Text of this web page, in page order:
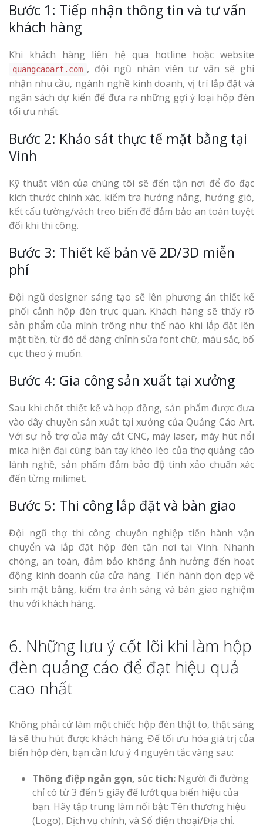
Bước 1: Tiếp nhận thông tin và tư vấn
khách hàng
Khi khách hàng liên hệ qua hotline hoặc website
quangcaoart.com , đội ngũ nhân viên tư vấn sẽ ghi
nhận nhu cầu, ngành nghề kinh doanh, vị trí lắp đặt và
ngân sách dự kiến để đưa ra những gợi ý loại hộp đèn
tối ưu nhất.
Bước 2: Khảo sát thực tế mặt bằng tại
Vinh
Kỹ thuật viên của chúng tôi sẽ đến tận nơi để đo đạc
kích thước chính xác, kiểm tra hướng nắng, hướng gió,
kết cấu tường/vách treo biển để đảm bảo an toàn tuyệt
đối khi thi công.
Bước 3: Thiết kế bản vẽ 2D/3D miễn
phí
Đội ngũ designer sáng tạo sẽ lên phương án thiết kế
phối cảnh hộp đèn trực quan. Khách hàng sẽ thấy rõ
sản phẩm của mình trông như thế nào khi lắp đặt lên
mặt tiền, từ đó dễ dàng chỉnh sửa font chữ, màu sắc, bố
cục theo ý muốn.
Bước 4: Gia công sản xuất tại xưởng
Sau khi chốt thiết kế và hợp đồng, sản phẩm được đưa
vào dây chuyền sản xuất tại xưởng của Quảng Cáo Art.
Với sự hỗ trợ của máy cắt CNC, máy laser, máy hút nổi
mica hiện đại cùng bàn tay khéo léo của thợ quảng cáo
lành nghề, sản phẩm đảm bảo độ tinh xảo chuẩn xác
đến từng milimet.
Bước 5: Thi công lắp đặt và bàn giao
Đội ngũ thợ thi công chuyên nghiệp tiến hành vận
chuyển và lắp đặt hộp đèn tận nơi tại Vinh. Nhanh
chóng, an toàn, đảm bảo không ảnh hưởng đến hoạt
động kinh doanh của cửa hàng. Tiến hành dọn dẹp vệ
sinh mặt bằng, kiểm tra ánh sáng và bàn giao nghiệm
thu với khách hàng.
6. Những lưu ý cốt lõi khi làm hộp
đèn quảng cáo để đạt hiệu quả
cao nhất
Không phải cứ làm một chiếc hộp đèn thật to, thật sáng
là sẽ thu hút được khách hàng. Để tối ưu hóa giá trị của
biển hộp đèn, bạn cần lưu ý 4 nguyên tắc vàng sau:
Thông điệp ngắn gọn, súc tích: Người đi đường
chỉ có từ 3 đến 5 giây để lướt qua biển hiệu của
bạn. Hãy tập trung làm nổi bật: Tên thương hiệu
(Logo), Dịch vụ chính, và Số điện thoại/Địa chỉ.